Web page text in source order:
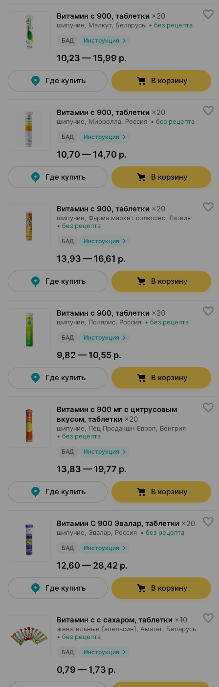
Витамин c 900, таблетки ×20
шипучие, Малкут, Беларусь • без рецепта
БАД Инструкция
10,23 — 15,99 р.
Где купить В корзину
Витамин c 900, таблетки ×20
шипучие, Мирролла , Россия • без рецепта
БАД Инструкция
10,70 — 14,70 р.
Где купить В корзину
Витамин c 900, таблетки ×20
шипучие, Фарма маркет солюшнс , Латвия
• без рецепта
БАД Инструкция
13,93 — 16,61 р.
Где купить В корзину
Витамин c 900, таблетки ×20
шипучие, Полярис , Россия • без рецепта
БАД Инструкция
9,82 — 10,55 р.
Где купить В корзину
Витамин c 900 мг с цитрусовым
вкусом, таблетки ×20
шипучие, Пец Продакшн Европ , Венгрия
• без рецепта
БАД Инструкция
13,83 — 19,77 р.
Где купить В корзину
Витамин C 900 Эвалар, таблетки ×20
шипучие, Эвалар , Россия • без рецепта
БАД Инструкция
12,60 — 28,42 р.
Где купить В корзину
Витамин c с сахаром, таблетки ×10
жевательные [апельсин], Аматег, Беларусь
• без рецепта
БАД Инструкция
0,79 — 1,73 р.